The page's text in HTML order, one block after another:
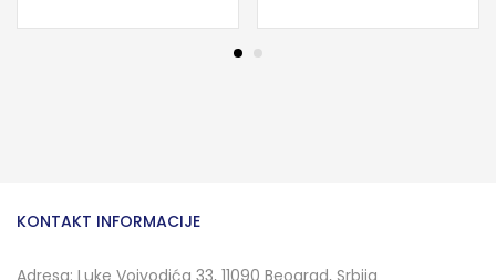
KONTAKT INFORMACIJE
Adresa: Luke Vojvodića 33, 11090 Beograd, Srbija